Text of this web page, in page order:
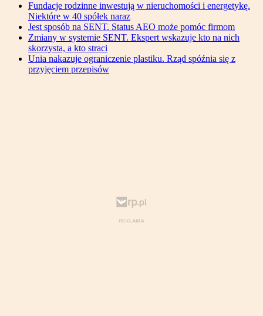
Fundacje rodzinne inwestują w nieruchomości i energetykę.
Niektóre w 40 spółek naraz
Jest sposób na SENT. Status AEO może pomóc firmom
Zmiany w systemie SENT. Ekspert wskazuje kto na nich
skorzysta, a kto straci
Unia nakazuje ograniczenie plastiku. Rząd spóźnia się z
przyjęciem przepisów